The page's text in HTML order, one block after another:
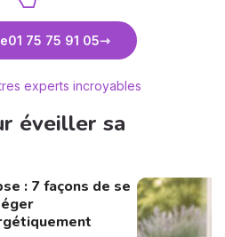
Saint Ange
01 75 75 91 05
experts incroyables
éveiller sa
: 7 façons de se